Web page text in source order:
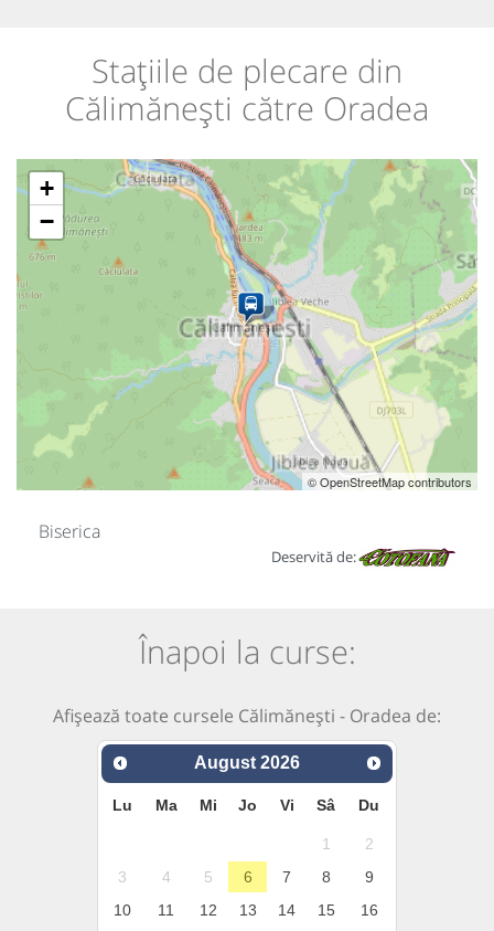
Stațiile de plecare din
Călimănești către Oradea
+
−
© OpenStreetMap contributors
Biserica
Deservită de:
Înapoi la curse:
Afișează toate cursele Călimănești - Oradea de:
August 2026
Lu Ma Mi Jo Vi Sâ Du
1
2
3
4 5 6 7 8
9
10
11 12 13 14 15
16